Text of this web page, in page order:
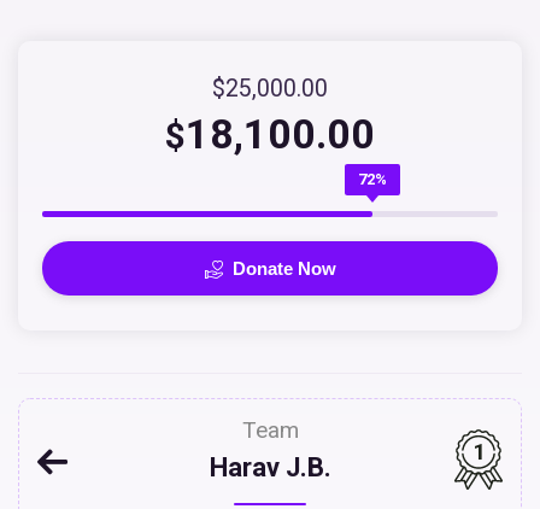
$25,000.00
$18,100.00
72%
Donate Now
Team
Harav J.B.
1